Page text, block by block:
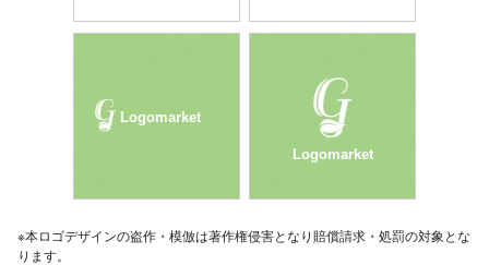
Logomarket
Logomarket
※本ロゴデザインの盗作・模倣は著作権侵害となり賠償請求・処罰の対象とな
ります。